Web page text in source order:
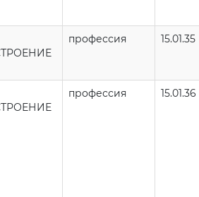
профессия 15.01.35
профессия 15.01.36